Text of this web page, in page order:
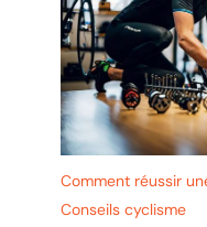
Comment réussir
Conseils cyclisme